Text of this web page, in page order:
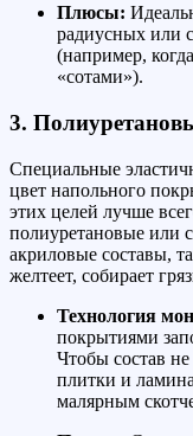
Плюсы:
радиусных или
(например,
«сотами»).
3.
Специальные
цвет напольного
этих целей лучше
полиуретановые или
акриловые составы,
желтеет, собирает
Технология
покрытиями
Чтобы состав
плитки и
малярным